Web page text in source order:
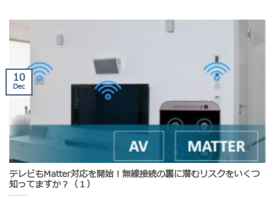
テレビもMatter対応を開始！無線接続の裏に潜むリスクをいくつ
知ってますか？（１）
10
Dec